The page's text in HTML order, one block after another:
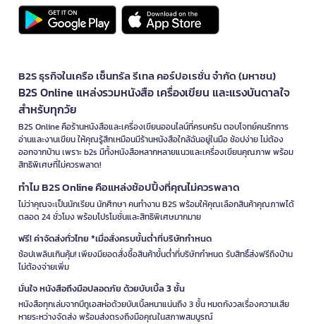
B2S ธุรกิจในเครือ เซ็นทรัล รีเทล คอร์ปอเรชั่น จำกัด (มหาชน)
B2S Online แหล่งรวมหนังสือ เครื่องเขียน และแรงบันดาลใจ
สำหรับทุกวัย
B2S Online คือร้านหนังสือและเครื่องเขียนออนไลน์ที่ครบครัน ตอบโจทย์คนรักการ
อ่านและงานเขียน ให้คุณรู้สึกเหมือนมีร้านหนังสือใกล้ฉันอยู่ในมือ ช้อปง่าย ไม่ต้อง
ออกจากบ้าน เพราะ b2s มีทั้งหนังสือหลากหลายแนวและเครื่องเขียนคุณภาพ พร้อม
สิทธิพิเศษที่ไม่ควรพลาด!
ทำไม B2S Online คือแหล่งช้อปปิ้งที่คุณไม่ควรพลาด
ไม่ว่าคุณจะเป็นนักเรียน นักศึกษา คนทำงาน B2S พร้อมให้คุณเลือกสินค้าคุณภาพได้
ตลอด 24 ชั่วโมง พร้อมโปรโมชั่นและสิทธิพิเศษมากมาย
ฟรี! ค่าจัดส่งทั่วไทย *เมื่อสั่งครบขั้นต่ำที่บริษัทกำหนด
ช้อปเพลินเกินคุ้ม! เพียงมียอดสั่งซื้อสินค้าขั้นต่ำที่บริษัทกำหนด รับสิทธิ์ส่งฟรีถึงบ้าน
ไม่ต้องจ่ายเพิ่ม
มั่นใจ หนังสือถึงมือปลอดภัย ด้วยบับเบิ้ล 3 ชั้น
หนังสือทุกเล่มจากบีทูเอสห่อด้วยบับเบิ้ลหนาแน่นถึง 3 ชั้น หมดกังวลเรื่องความเสีย
หายระหว่างจัดส่ง พร้อมส่งตรงถึงมือคุณในสภาพสมบูรณ์